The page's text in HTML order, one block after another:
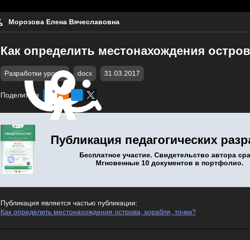
Морозова Елена Вячеславовна
Как определить местонахождения
Разработки уроков docx 31.03.2017
Поделиться
Публикация педагогических
Бесплатное участие. Свидетельство автора
Мгновенные 10 документов в портфолио.
Публикация является частью публикации:
Как определить местонахождения острова, корабля, точки?